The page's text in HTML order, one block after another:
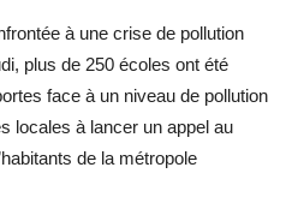
à une crise de pollution
plus de 250 écoles ont été
face à un niveau de pollution
locales à lancer un appel au
de la métropole